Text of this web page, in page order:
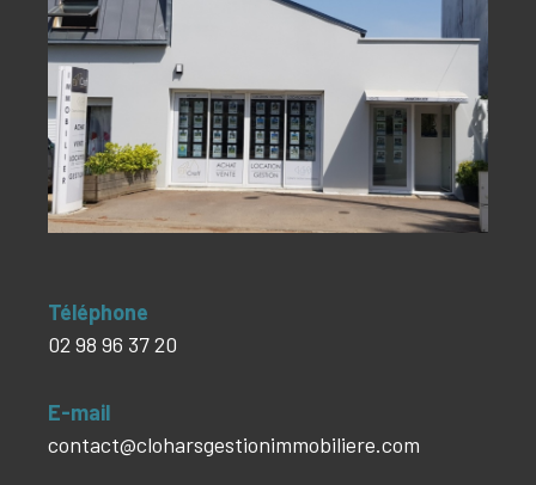
Téléphone
02 98 96 37 20
E-mail
contact@cloharsgestionimmobiliere.com